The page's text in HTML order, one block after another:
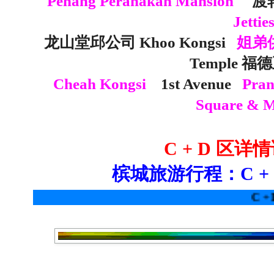
Jetties
龙山堂邱公司 Khoo Kongsi 姐弟
Temple 福
Cheah Kongsi
1st Avenue
Square &
C + D 区详
槟城旅游行程：C
C + D 区详